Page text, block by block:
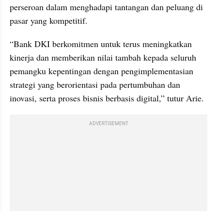
perseroan dalam menghadapi tantangan dan peluang di
pasar yang kompetitif.
“Bank DKI berkomitmen untuk terus meningkatkan
kinerja dan memberikan nilai tambah kepada seluruh
pemangku kepentingan dengan pengimplementasian
strategi yang berorientasi pada pertumbuhan dan
inovasi, serta proses bisnis berbasis digital,” tutur Arie.
ADVERTISEMENT